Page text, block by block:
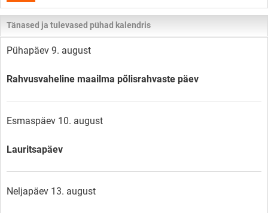
Tänased ja tulevased pühad kalendris
Pühapäev 9. august
Rahvusvaheline maailma põlisrahvaste päev
Esmaspäev 10. august
Lauritsapäev
Neljapäev 13. august